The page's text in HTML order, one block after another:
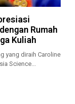
Rumah
Kuliah
yang diraih Caroline
Science...